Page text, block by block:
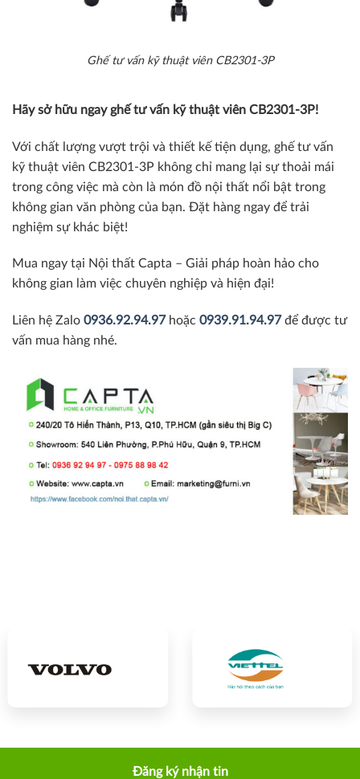
Ghế tư vấn kỹ thuật viên CB2301-3P
Hãy sở hữu ngay ghế tư vấn kỹ thuật viên CB2301-3P!
Với chất lượng vượt trội và thiết kế tiện dụng, ghế tư vấn
kỹ thuật viên CB2301-3P không chỉ mang lại sự thoải mái
trong công việc mà còn là món đồ nội thất nổi bật trong
không gian văn phòng của bạn. Đặt hàng ngay để trải
nghiệm sự khác biệt!
Mua ngay tại Nội thất Capta – Giải pháp hoàn hảo cho
không gian làm việc chuyên nghiệp và hiện đại!
Liên hệ Zalo 0936.92.94.97hoặc 0939.91.94.97 để được tư
vấn mua hàng nhé.
Đăng ký nhận tin